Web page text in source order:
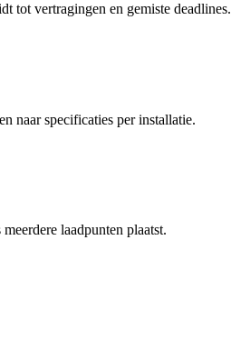
tot vertragingen en gemiste deadlines.
naar specificaties per installatie.
laadpunten plaatst.